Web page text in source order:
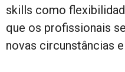
skills como
que os profissionais
novas circunstâncias